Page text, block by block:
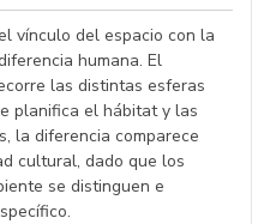
vínculo del espacio con la
humana. El
las distintas esferas
planifica el hábitat y las
la diferencia comparece
cultural, dado que los
se distinguen e